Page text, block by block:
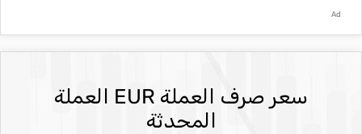
Ad
سعر صرف العملة EUR العملة
المحدثة